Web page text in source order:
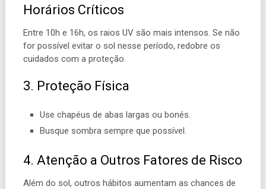
Horários Críticos
Entre 10h e 16h, os raios UV são mais intensos. Se não
for possível evitar o sol nesse período, redobre os
cuidados com a proteção.
3. Proteção Física
Use chapéus de abas largas ou bonés.
Busque sombra sempre que possível.
4. Atenção a Outros Fatores de Risco
Além do sol, outros hábitos aumentam as chances de